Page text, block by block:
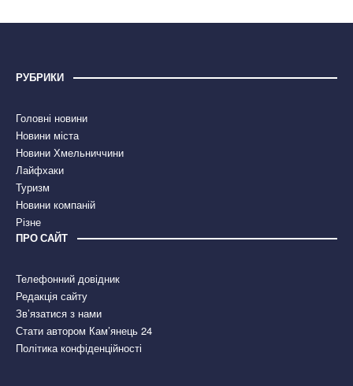
РУБРИКИ
Головні новини
Новини міста
Новини Хмельниччини
Лайфхаки
Туризм
Новини компаній
Різне
ПРО САЙТ
Телефонний довідник
Редакція сайту
Зв’язатися з нами
Стати автором Кам’янець 24
Політика конфіденційності